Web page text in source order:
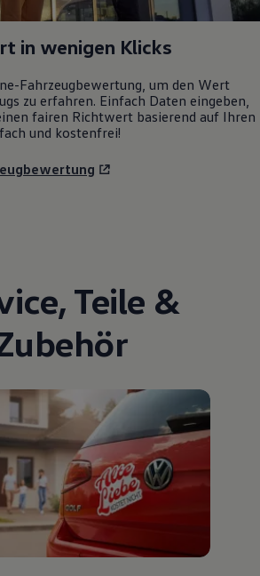
in wenigen Klicks
Fahrzeugbewertung, um den Wert
zu erfahren. Einfach Daten eingeben,
fairen Richtwert basierend auf Ihren
und kostenfrei!
, Teile &